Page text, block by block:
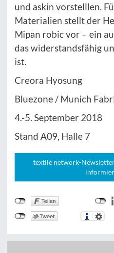
und askin vorstelllen.
Materialien stellt der
Mipan robic vor – ein
das widerstandsfähig
ist.
Creora Hyosung
Bluezone / Munich
4.-5. September 2018
Stand A09, Halle 7
textile network-